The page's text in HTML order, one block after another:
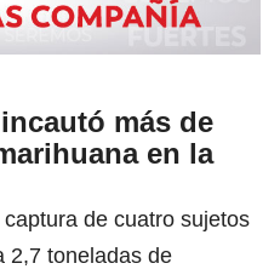
más de
en la
de cuatro sujetos
2,7 toneladas de